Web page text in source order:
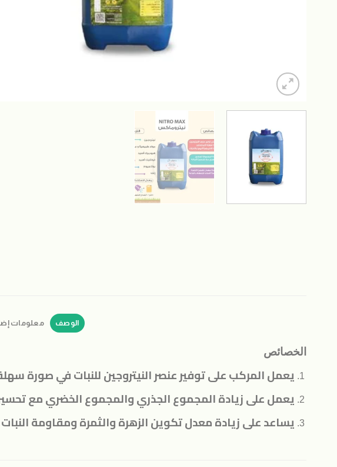
الوصف معلومات
الخصائص
يعمل المركب على توفير عنصر النيتروجين للنبات في صورة
يعمل على زيادة المجموع الجذري والمجموع الخضري مع تحسين
يساعد على زيادة معدل تكوين الزهرة والثمرة ومقاومة النبات